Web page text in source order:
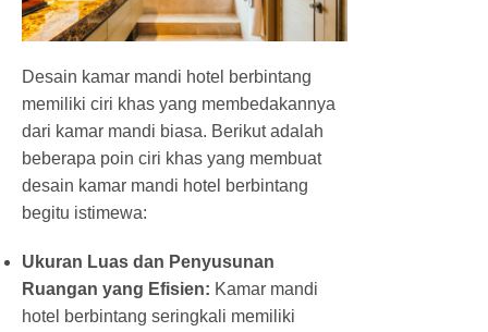
Desain kamar mandi hotel berbintang
memiliki ciri khas yang membedakannya
dari kamar mandi biasa. Berikut adalah
beberapa poin ciri khas yang membuat
desain kamar mandi hotel berbintang
begitu istimewa:
Ukuran Luas dan Penyusunan
Ruangan yang Efisien: Kamar mandi
hotel berbintang seringkali memiliki